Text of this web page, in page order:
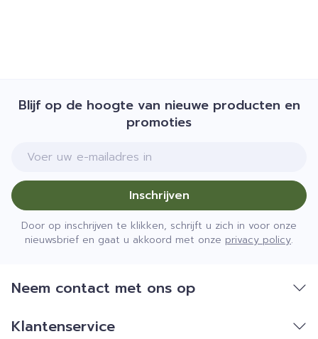
Blijf op de hoogte van nieuwe producten en
promoties
E-mail adres
Inschrijven
Door op inschrijven te klikken, schrijft u zich in voor onze
nieuwsbrief en gaat u akkoord met onze privacy policy.
Neem contact met ons op
Klantenservice